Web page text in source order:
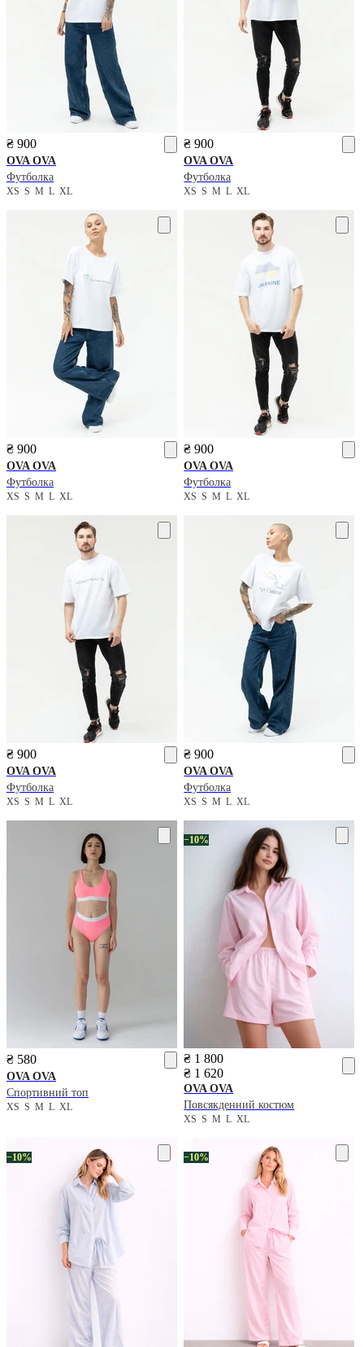
₴ 900
OVA OVA
Футболка
XS S M L XL
₴ 900
OVA OVA
Футболка
XSSMLXL
₴ 900
OVA OVA
Футболка
XS S M L XL
₴ 900
OVA OVA
Футболка
XSSMLXL
₴ 900
OVA OVA
Футболка
XS S M L XL
₴ 900
OVA OVA
Футболка
XSSMLXL
₴ 580
OVA OVA
Спортивний топ
XS S M L XL
−10%
₴ 1 800
₴ 1 620
OVA OVA
Повсякденний костюм
XSSMLXL
−10% −10%